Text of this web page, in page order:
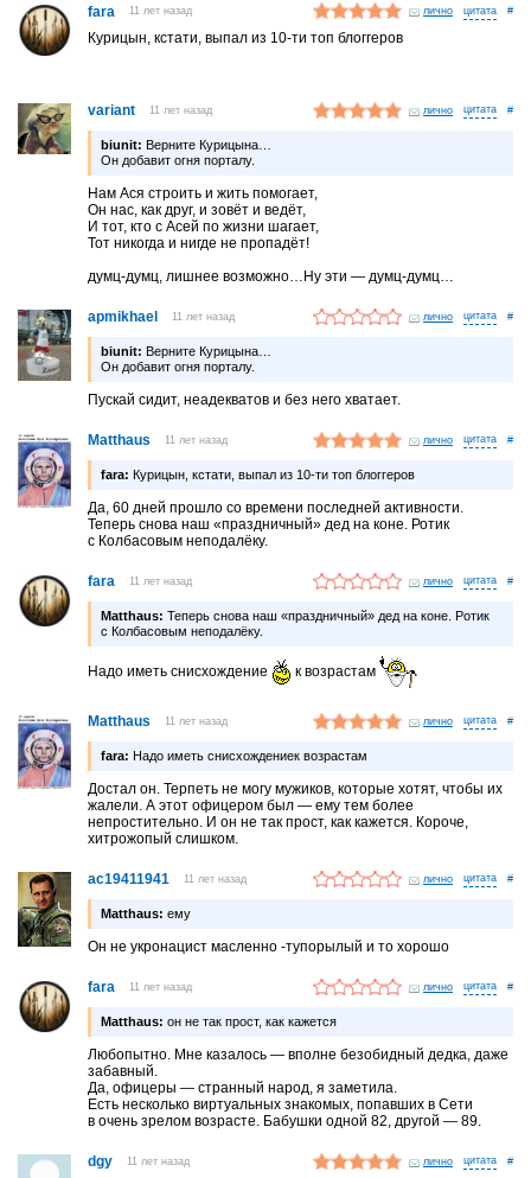
fara 11 лет назад лично #
Курицын, кстати, выпал из 10-ти топ блоггеров
variant 11 лет назад лично #
biunit: Верните Курицына…
Он добавит огня порталу.
Нам Ася строить и жить помогает,
Он нас, как друг, и зовёт и ведёт,
И тот, кто с Асей по жизни шагает,
Тот никогда и нигде не пропадёт!
думц-думц, лишнее возможно…Ну эти — думц-думц…
apmikhael 11 лет назад лично #
biunit: Верните Курицына…
Он добавит огня порталу.
Пускай сидит, неадекватов и без него хватает.
Matthaus 11 лет назад лично #
fara: Курицын, кстати, выпал из 10-ти топ блоггеров
Да, 60 дней прошло со времени последней активности.
Теперь снова наш «праздничный» дед на коне. Ротик
с Колбасовым неподалёку.
fara 11 лет назад лично #
Matthaus: Теперь снова наш «праздничный» дед на коне. Ротик
с Колбасовым неподалёку.
Надо иметь снисхождение к возрастам
Matthaus 11 лет назад лично #
fara: Надо иметь снисхождениек возрастам
Достал он. Терпеть не могу мужиков, которые хотят, чтобы их
жалели. А этот офицером был — ему тем более
непростительно. И он не так прост, как кажется. Короче,
хитрожопый слишком.
ac19411941 11 лет назад лично #
Matthaus: ему
Он не укронацист масленно -тупорылый и то хорошо
fara 11 лет назад лично #
Matthaus: он не так прост, как кажется
Любопытно. Мне казалось — вполне безобидный дедка, даже
забавный.
Да, офицеры — странный народ, я заметила.
Есть несколько виртуальных знакомых, попавших в Сети
в очень зрелом возрасте. Бабушки одной 82, другой — 89.
dgy 11 лет назад лично #